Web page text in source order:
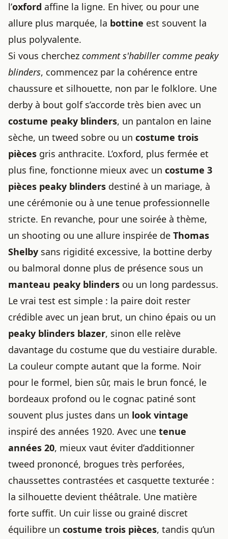
l’oxford affine la ligne. En hiver, ou pour une
allure plus marquée, la bottine est souvent la
plus polyvalente.
Si vous cherchez comment s'habiller comme peaky
blinders, commencez par la cohérence entre
chaussure et silhouette, non par le folklore. Une
derby à bout golf s’accorde très bien avec un
costume peaky blinders, un pantalon en laine
sèche, un tweed sobre ou un costume trois
pièces gris anthracite. L’oxford, plus fermée et
plus fine, fonctionne mieux avec un costume 3
pièces peaky blinders destiné à un mariage, à
une cérémonie ou à une tenue professionnelle
stricte. En revanche, pour une soirée à thème,
un shooting ou une allure inspirée de Thomas
Shelby sans rigidité excessive, la bottine derby
ou balmoral donne plus de présence sous un
manteau peaky blinders ou un long pardessus.
Le vrai test est simple : la paire doit rester
crédible avec un jean brut, un chino épais ou un
peaky blinders blazer, sinon elle relève
davantage du costume que du vestiaire durable.
La couleur compte autant que la forme. Noir
pour le formel, bien sûr, mais le brun foncé, le
bordeaux profond ou le cognac patiné sont
souvent plus justes dans un look vintage
inspiré des années 1920. Avec une tenue
années 20, mieux vaut éviter d’additionner
tweed prononcé, brogues très perforées,
chaussettes contrastées et casquette texturée :
la silhouette devient théâtrale. Une matière
forte suffit. Un cuir lisse ou grainé discret
équilibre un costume trois pièces, tandis qu’un